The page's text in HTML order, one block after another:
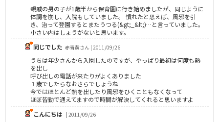
親戚の男の子が1歳半から保育園に行き始めましたが、同じように
体調を崩し、入院もしていました。 慣れたと思えば、風邪を引
き、治って登園するとまたうつる(&gt;_&lt;)…と言っていました。
小さい内はしょうがないと思います。
同じでした 赤青黄さん | 2011/09/26
うちは年少さんから入園したのですが、やっぱり最初は何度も熱
を出し
呼び出しの電話が来たりがよくありました
１歳でしたらなおさらでしょうね
今ではほとんど熱を出したり風邪をひくこともなくなって
ほぼ皆勤で通えてますので時間が解決してくれると思いますよ
こんにちは | 2011/09/26